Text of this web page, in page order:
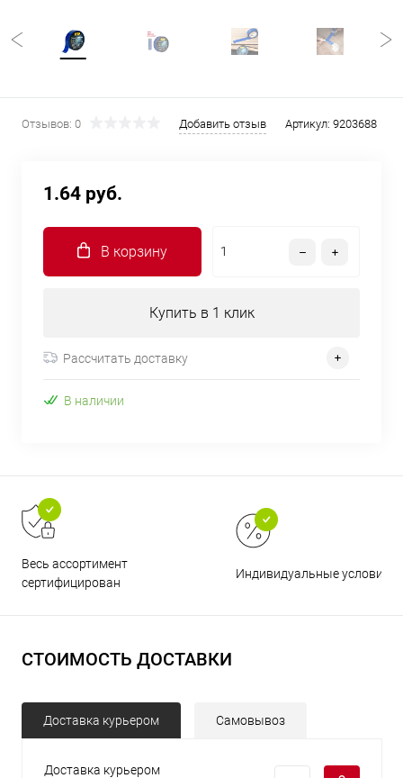
Отзывов: 0 Добавить отзыв Артикул: 9203688
1.64 руб.
В корзину
Купить в 1 клик
Рассчитать доставку
В наличии
Весь ассортимент
сертифицирован
Индивидуальные условия
СТОИМОСТЬ ДОСТАВКИ
Доставка курьером Самовывоз
Доставка курьером